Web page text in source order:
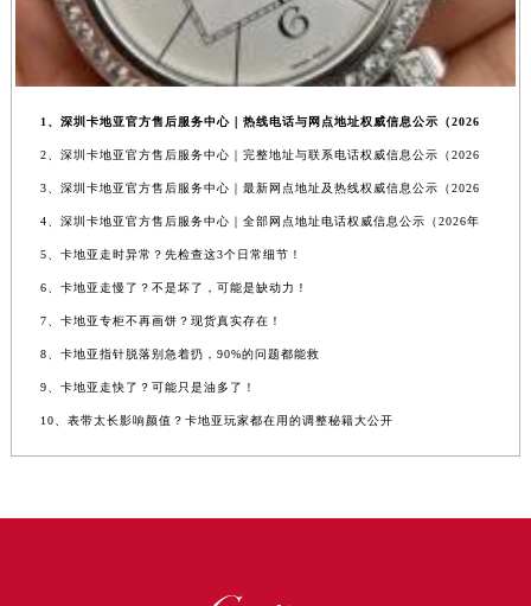
1、深圳卡地亚官方售后服务中心｜热线电话与网点地址权威信息公示（2026
2、深圳卡地亚官方售后服务中心｜完整地址与联系电话权威信息公示（2026
3、深圳卡地亚官方售后服务中心｜最新网点地址及热线权威信息公示（2026
4、深圳卡地亚官方售后服务中心｜全部网点地址电话权威信息公示（2026年
5、卡地亚走时异常？先检查这3个日常细节！
6、卡地亚走慢了？不是坏了，可能是缺动力！
7、卡地亚专柜不再画饼？现货真实存在！
8、卡地亚指针脱落别急着扔，90%的问题都能救
9、卡地亚走快了？可能只是油多了！
10、表带太长影响颜值？卡地亚玩家都在用的调整秘籍大公开